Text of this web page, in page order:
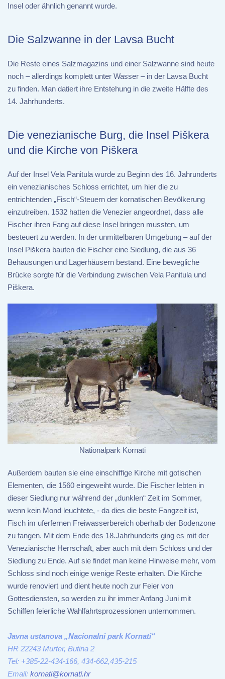
Insel oder ähnlich genannt wurde.
Die Salzwanne in der Lavsa Bucht
Die Reste eines Salzmagazins und einer Salzwanne sind heute
noch – allerdings komplett unter Wasser – in der Lavsa Bucht
zu finden. Man datiert ihre Entstehung in die zweite Hälfte des
14. Jahrhunderts.
Die venezianische Burg, die Insel Piškera
und die Kirche von Piškera
Auf der Insel Vela Panitula wurde zu Beginn des 16. Jahrunderts
ein venezianisches Schloss errichtet, um hier die zu
entrichtenden „Fisch“-Steuern der kornatischen Bevölkerung
einzutreiben. 1532 hatten die Venezier angeordnet, dass alle
Fischer ihren Fang auf diese Insel bringen mussten, um
besteuert zu werden. In der unmittelbaren Umgebung – auf der
Insel Piškera bauten die Fischer eine Siedlung, die aus 36
Behausungen und Lagerhäusern bestand. Eine bewegliche
Brücke sorgte für die Verbindung zwischen Vela Panitula und
Piškera.
Nationalpark Kornati
Außerdem bauten sie eine einschiffige Kirche mit gotischen
Elementen, die 1560 eingeweiht wurde. Die Fischer lebten in
dieser Siedlung nur während der „dunklen“ Zeit im Sommer,
wenn kein Mond leuchtete, - da dies die beste Fangzeit ist,
Fisch im uferfernen Freiwasserbereich oberhalb der Bodenzone
zu fangen. Mit dem Ende des 18.Jahrhunderts ging es mit der
Venezianische Herrschaft, aber auch mit dem Schloss und der
Siedlung zu Ende. Auf sie findet man keine Hinweise mehr, vom
Schloss sind noch einige wenige Reste erhalten. Die Kirche
wurde renoviert und dient heute noch zur Feier von
Gottesdiensten, so werden zu ihr immer Anfang Juni mit
Schiffen feierliche Wahlfahrtsprozessionen unternommen.
Javna ustanova „Nacionalni park Kornati“
HR 22243 Murter, Butina 2
Tel: +385-22-434-166, 434-662,435-215
Email: kornati@kornati.hr